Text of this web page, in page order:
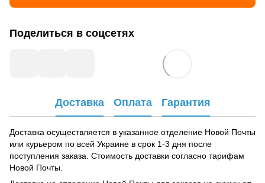
Поделиться в соцсетях
Доставка Оплата Гарантия
Доставка осуществляется в указанное отделение Новой Почты
или курьером по всей Украине в срок 1-3 дня после
поступления заказа. Стоимость доставки согласно тарифам
Новой Почты.